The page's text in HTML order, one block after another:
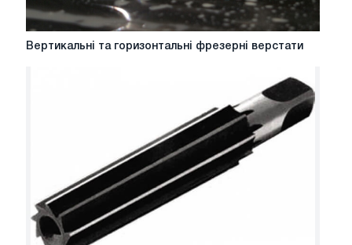
Вертикальні
Вертикальні та горизонтальні фрезерні верстати